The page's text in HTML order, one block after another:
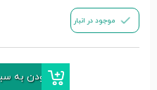
موجود در انبار
افزودن به